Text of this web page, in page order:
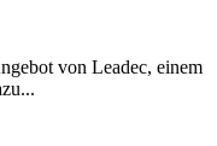
von Leadec, einem